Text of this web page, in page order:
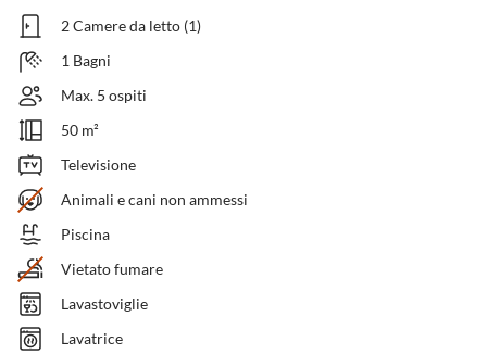
2 Camere da letto (1)
1 Bagni
Max. 5 ospiti
50 m²
Televisione
Animali e cani non ammessi
Piscina
Vietato fumare
Lavastoviglie
Lavatrice